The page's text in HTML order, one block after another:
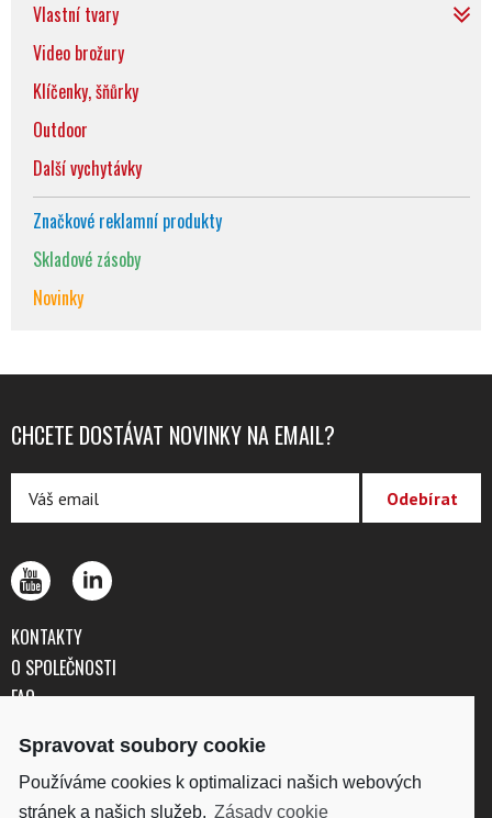
Vlastní tvary
Video brožury
Klíčenky, šňůrky
Outdoor
Další vychytávky
Značkové reklamní produkty
Skladové zásoby
Novinky
CHCETE DOSTÁVAT NOVINKY NA EMAIL?
KONTAKTY
O SPOLEČNOSTI
FAQ
OCHRANA OSOBNÍCH ÚDAJŮ
Spravovat soubory cookie
Používáme cookies k optimalizaci našich webových
stránek a našich služeb. Zásady cookie